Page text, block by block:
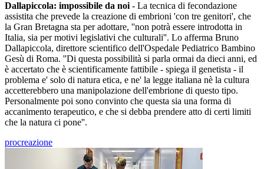
Dallapiccola: impossibile da noi - La tecnica di fecondazione
assistita che prevede la creazione di embrioni 'con tre genitori', che
la Gran Bretagna sta per adottare, ''non potrà essere introdotta in
Italia, sia per motivi legislativi che culturali''. Lo afferma Bruno
Dallapiccola, direttore scientifico dell'Ospedale Pediatrico Bambino
Gesù di Roma. ''Di questa possibilità si parla ormai da dieci anni, ed
è accertato che è scientificamente fattibile - spiega il genetista - il
problema e' solo di natura etica, e ne' la legge italiana nè la cultura
accetterebbero una manipolazione dell'embrione di questo tipo.
Personalmente poi sono convinto che questa sia una forma di
accanimento terapeutico, e che si debba prendere atto di certi limiti
che la natura ci pone''.
procreazione